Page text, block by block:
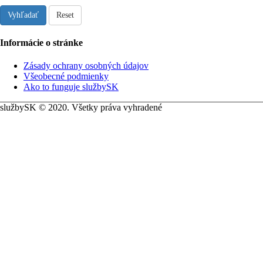
Vyhľadať Reset
Informácie o stránke
Zásady ochrany osobných údajov
Všeobecné podmienky
Ako to funguje službySK
službySK © 2020. Všetky práva vyhradené